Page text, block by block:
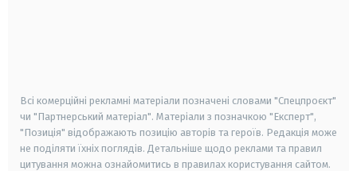
Всі комерційні рекламні матеріали позначені словами "Спецпроєкт"
чи "Партнерський матеріал". Матеріали з позначкою "Експерт",
"Позиція" відображають позицію авторів та героїв. Редакція може
не поділяти їхніх поглядів. Детальніше щодо реклами та правил
цитування можна ознайомитись в правилах користування сайтом.